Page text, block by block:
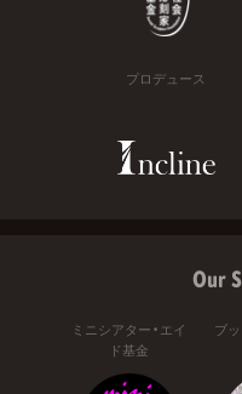
プロデュース
Our
ミニシアター・エイ
ド基金
ブ